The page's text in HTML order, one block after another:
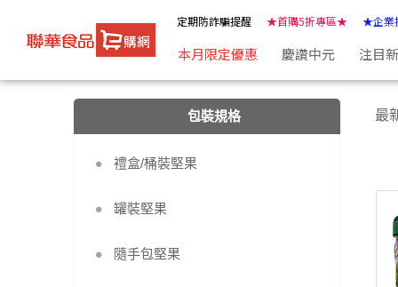
定期防詐騙提醒 ★首購5折專區★ ★企業
本月限定優惠 慶讚中元 注目
包裝規格
禮盒/桶裝堅果
罐裝堅果
隨手包堅果
最